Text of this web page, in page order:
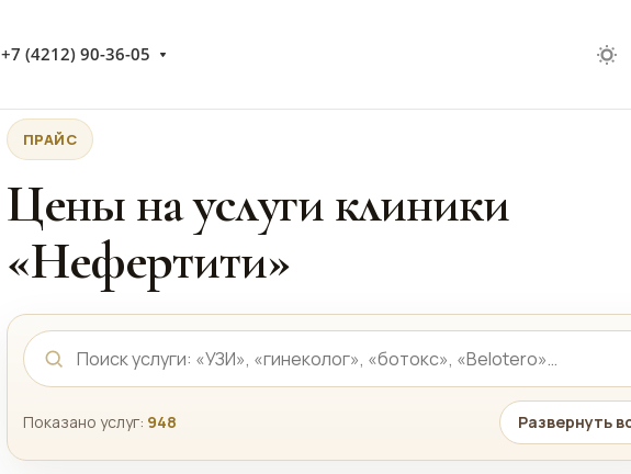
+7 (4212) 90-36-05
ПРАЙС
Цены на услуги клиники
«Нефертити»
Показано услуг: 948 Развернуть